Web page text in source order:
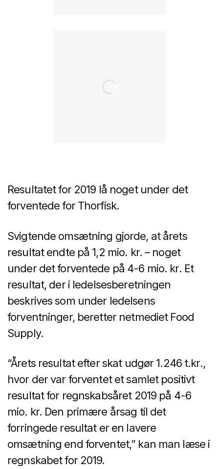
Resultatet for 2019 lå noget under det
forventede for Thorfisk.
Svigtende omsætning gjorde, at årets
resultat endte på 1,2 mio. kr. – noget
under det forventede på 4-6 mio. kr. Et
resultat, der i ledelsesberetningen
beskrives som under ledelsens
forventninger, beretter netmediet Food
Supply.
“Årets resultat efter skat udgør 1.246 t.kr.,
hvor der var forventet et samlet positivt
resultat for regnskabsåret 2019 på 4-6
mio. kr. Den primære årsag til det
forringede resultat er en lavere
omsætning end forventet,” kan man læse i
regnskabet for 2019.